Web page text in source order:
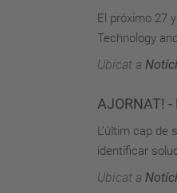
El próximo 27
Technology
Ubicat a
AJORNAT!
L’últim cap
identificar
Ubicat a